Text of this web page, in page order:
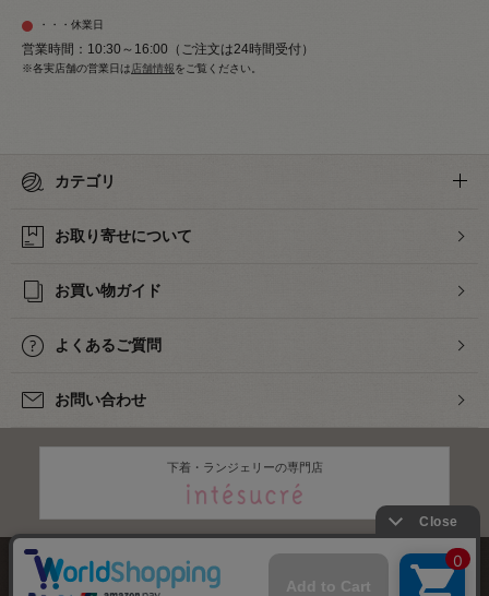
・・・休業日
営業時間：10:30～16:00（ご注文は24時間受付）
※各実店舗の営業日は 店舗情報をご覧ください。
カテゴリ
お取り寄せについて
お買い物ガイド
よくあるご質問
お問い合わせ
下着・ランジェリーの専門店
株式会社オカダヤ